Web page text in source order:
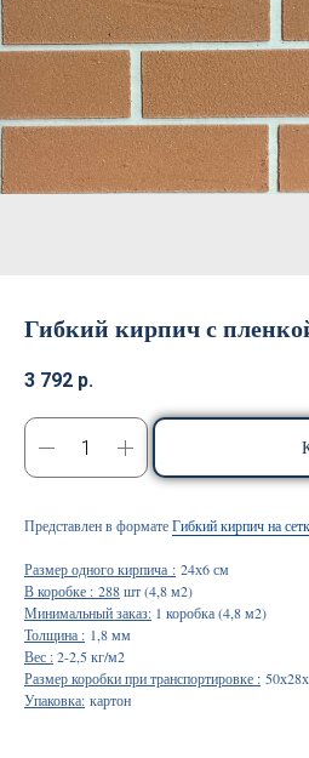
Гибкий кирпич с
3 792 р.
Представлен в форматеГибкий кирпич на
Размер одного кирпича : 24х6 см
В коробке : 288шт (4,8 м2)
Минимальный заказ: 1 коробка (4,8 м2)
Толщина : 1,8 мм
Вес :2-2,5 кг/м2
Размер коробки при транспортировке :
Упаковка: картон